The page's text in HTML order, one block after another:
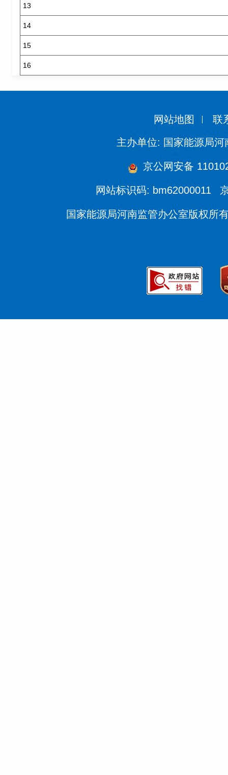
13
14
15
16
网站地图 联
主办单位: 国家能源局河
京公网安备
网站标识码: bm62000011
国家能源局河南监管办公室版权所